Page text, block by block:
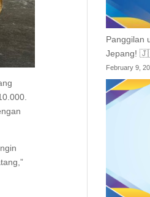
Panggilan
Jepang!
February 9,